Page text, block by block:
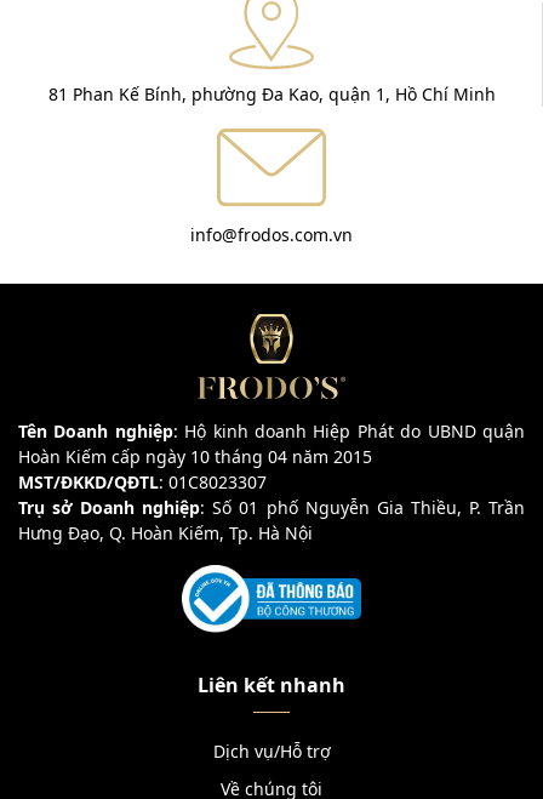
81 Phan Kế Bính, phường Đa Kao, quận 1, Hồ Chí Minh
info@frodos.com.vn
Tên Doanh nghiệp: Hộ kinh doanh Hiệp Phát do UBND quận
Hoàn Kiếm cấp ngày 10 tháng 04 năm 2015
MST/ĐKKD/QĐTL: 01C8023307
Trụ sở Doanh nghiệp: Số 01 phố Nguyễn Gia Thiều, P. Trần
Hưng Đạo, Q. Hoàn Kiếm, Tp. Hà Nội
Liên kết nhanh
Dịch vụ/Hỗ trợ
Về chúng tôi